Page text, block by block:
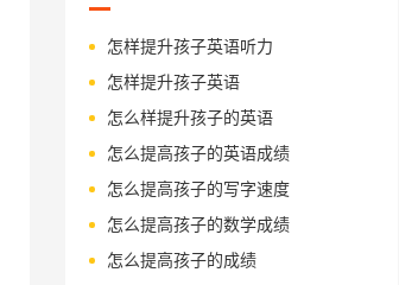
怎样提升孩子英语听力
怎样提升孩子英语
怎么样提升孩子的英语
怎么提高孩子的英语成绩
怎么提高孩子的写字速度
怎么提高孩子的数学成绩
怎么提高孩子的成绩